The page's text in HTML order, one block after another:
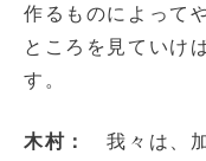
作るものによって
ところを見ていけ
す。
木村：
我々は、